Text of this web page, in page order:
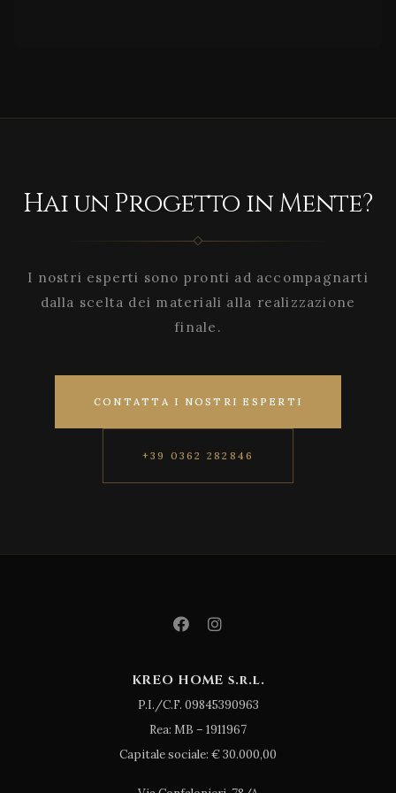
Hai un Progetto in Mente?
I nostri esperti sono pronti ad accompagnarti
dalla scelta dei materiali alla realizzazione
finale.
CONTATTA I NOSTRI ESPERTI
+39 0362 282846
KREO HOME s.r.l.
P.I./C.F. 09845390963
Rea: MB – 1911967
Capitale sociale: € 30.000,00